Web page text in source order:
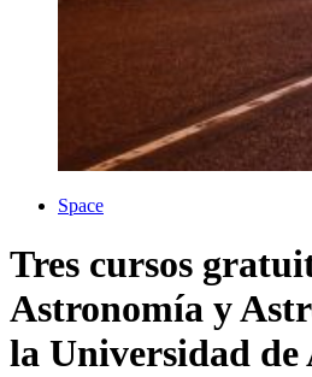
Space
Tres cursos
Astronomía y
la Universidad de